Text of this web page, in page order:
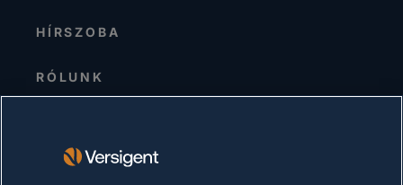
HÍRSZOBA
RÓLUNK
Senior Vezetőség
Beszállítók